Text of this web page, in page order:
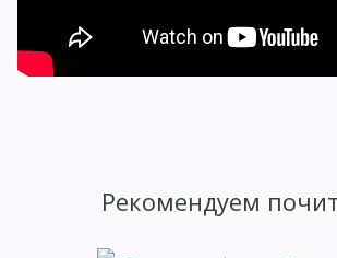
Рекомендуем